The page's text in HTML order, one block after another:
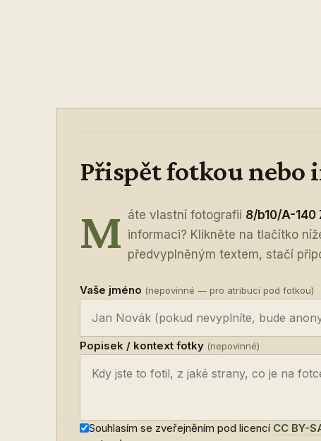
Přispět fotkou nebo
M áte vlastní fotografii 8/b10/A-140
informaci? Klikněte na tlačítko
předvyplněným textem, stačí
Vaše jméno (nepovinné — pro atribuci pod fotkou)
Popisek / kontext fotky (nepovinné)
Souhlasím se zveřejněním pod licencí CC BY-